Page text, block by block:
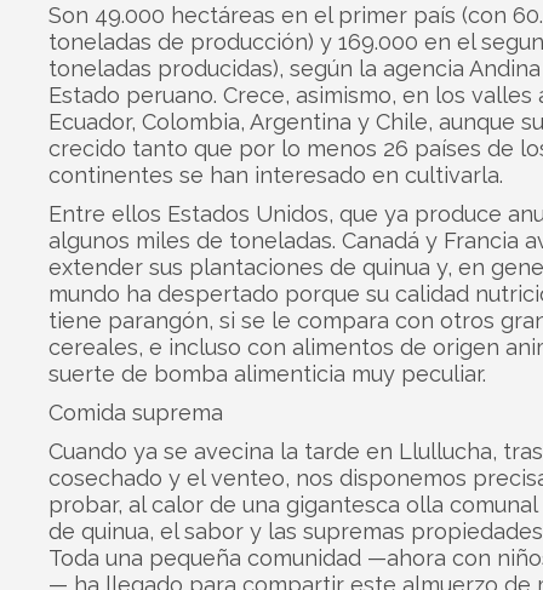
Son 49.000 hectáreas en el primer país (con
toneladas de producción) y 169.000 en el
toneladas producidas), según la agencia
Estado peruano. Crece, asimismo, en los valles
Ecuador, Colombia, Argentina y Chile, aunque
crecido tanto que por lo menos 26 países de
continentes se han interesado en cultivarla.
Entre ellos Estados Unidos, que ya produce
algunos miles de toneladas. Canadá y Francia
extender sus plantaciones de quinua y, en
mundo ha despertado porque su calidad
tiene parangón, si se le compara con otros
cereales, e incluso con alimentos de origen
suerte de bomba alimenticia muy peculiar.
Comida suprema
Cuando ya se avecina la tarde en Llullucha,
cosechado y el venteo, nos disponemos
probar, al calor de una gigantesca olla
de quinua, el sabor y las supremas
Toda una pequeña comunidad —ahora con
— ha llegado para compartir este almuerzo de